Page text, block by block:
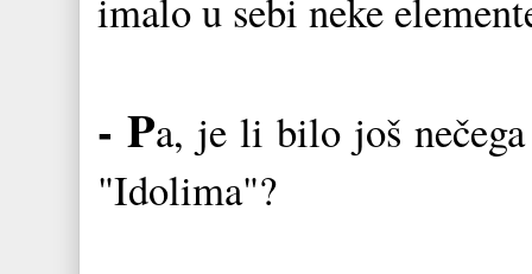
imalo u sebi neke
- Pa, je li bilo još
"Idolima"?